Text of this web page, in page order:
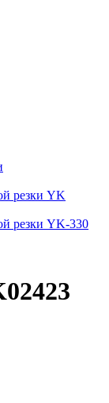
резки YK
резки YK-330